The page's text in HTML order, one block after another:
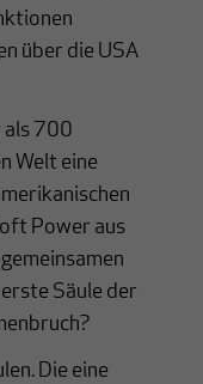
über die USA
als 700
Welt eine
Power aus
Säule der
Die eine